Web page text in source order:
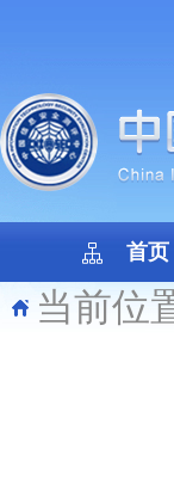
首页
当前位